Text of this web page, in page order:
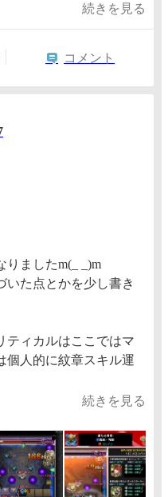
続きを見る
コメント
りましたm(_ _)m
いた点とかを少し書き
ティカルはここではマ
個人的に紋章スキル運
続きを見る